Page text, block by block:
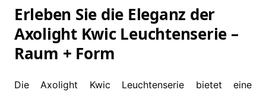
Erleben Sie die Eleganz der
Axolight Kwic Leuchtenserie –
Raum + Form
Die Axolight Kwic Leuchtenserie bietet eine